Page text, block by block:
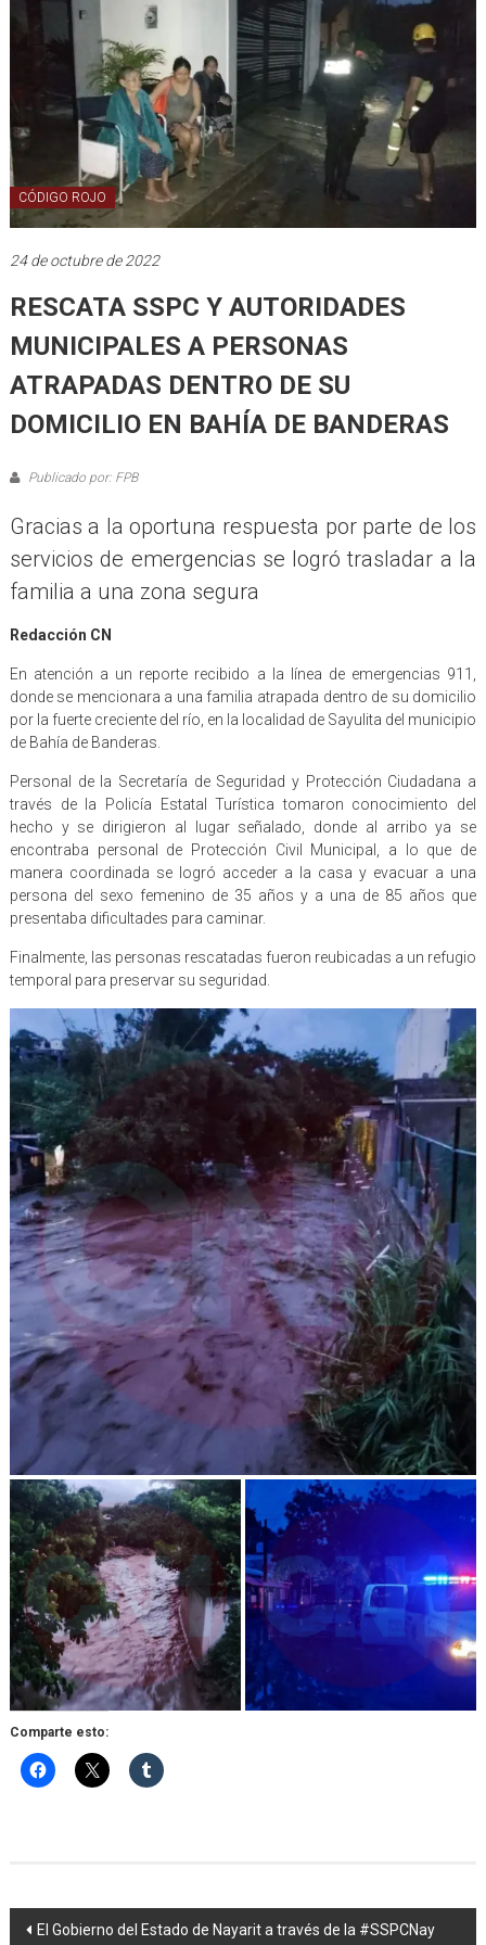
CÓDIGO ROJO
24 de octubre de 2022
RESCATA SSPC Y AUTORIDADES
MUNICIPALES A PERSONAS
ATRAPADAS DENTRO DE SU
DOMICILIO EN BAHÍA DE BANDERAS
Publicado por: FPB
Gracias a la oportuna respuesta por parte de los
servicios de emergencias se logró trasladar a la
familia a una zona segura
Redacción CN
En atención a un reporte recibido a la línea de emergencias 911,
donde se mencionara a una familia atrapada dentro de su domicilio
por la fuerte creciente del río, en la localidad de Sayulita del municipio
de Bahía de Banderas.
Personal de la Secretaría de Seguridad y Protección Ciudadana a
través de la Policía Estatal Turística tomaron conocimiento del
hecho y se dirigieron al lugar señalado, donde al arribo ya se
encontraba personal de Protección Civil Municipal, a lo que de
manera coordinada se logró acceder a la casa y evacuar a una
persona del sexo femenino de 35 años y a una de 85 años que
presentaba dificultades para caminar.
Finalmente, las personas rescatadas fueron reubicadas a un refugio
temporal para preservar su seguridad.
Comparte esto:
Navegación
El Gobierno del Estado de Nayarit a través de la #SSPCNay